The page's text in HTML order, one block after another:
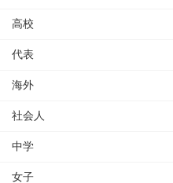
高校
代表
海外
社会人
中学
女子